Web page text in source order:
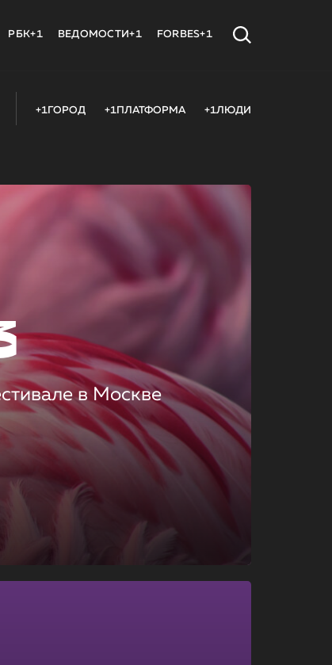
РБК+1 ВЕДОМОСТИ+1 FORBES+1
+1ГОРОД +1ПЛАТФОРМА +1ЛЮДИ
в Москве